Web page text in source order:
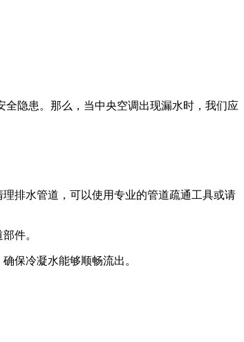
隐患。那么，当中央空调出现漏水时，我们应
排水管道，可以使用专业的管道疏通工具或请
件。
保冷凝水能够顺畅流出。